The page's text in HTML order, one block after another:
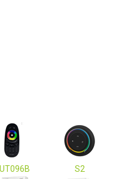
S2